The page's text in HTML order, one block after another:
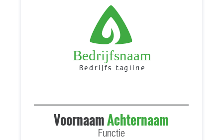
Functie
VoornaamAchternaam
Bedrijfsnaam
Bedrijfs tagline